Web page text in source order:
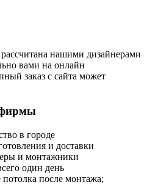
нашими дизайнерами
вами на онлайн
заказ с сайта может
в городе
и доставки
и монтажники
один день
после монтажа;